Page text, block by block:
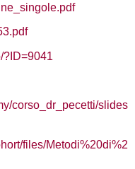
?ID=9041
corso_dr_pecetti/slides
files/Metodi%20di%2